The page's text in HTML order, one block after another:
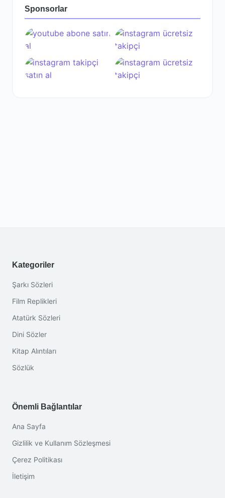
Sponsorlar
Kategoriler
Şarkı Sözleri
Film Replikleri
Atatürk Sözleri
Dini Sözler
Kitap Alıntıları
Sözlük
Önemli Bağlantılar
Ana Sayfa
Gizlilik ve Kullanım Sözleşmesi
Çerez Politikası
İletişim